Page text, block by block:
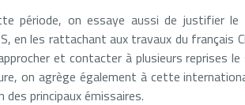
période, on essaye aussi de justifier
en les rattachant aux travaux du français
et contacter à plusieurs reprises
on agrège également à cette
des principaux émissaires.